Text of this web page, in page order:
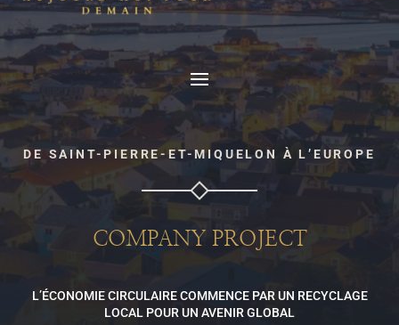
DE SAINT-PIERRE-ET-MIQUELON À L’EUROPE
COMPANY PROJECT
L’ÉCONOMIE CIRCULAIRE COMMENCE PAR UN RECYCLAGE
LOCAL POUR UN AVENIR GLOBAL